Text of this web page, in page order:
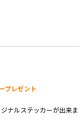
プレゼント
ナルステッカーが出来ま